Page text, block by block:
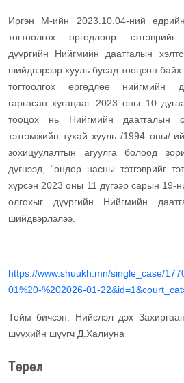
Иргэн М-ийн 2023.10.04-ний
тогтоолгох өргөдлөөр тэтгэврийг
дүүргийн Нийгмийн даатгалын
шийдвэрээр хууль бусад тооцсон байх
тогтоолгох өргөдлөө нийгмийн
гаргасан хугацааг 2023 оны 10
тооцох нь Нийгмийн даатгалын
тэтгэмжийн тухай хууль /1994 оны/-
зохицуулалтын агуулга болоод
дүгнээд, “өндөр насны тэтгэврийг
хүрсэн 2023 оны 11 дүгээр сарын 19-
олгохыг дүүргийн Нийгмийн
шийдвэрлэлээ.
https://www.shuukh.mn/single_case/
01%20-%202026-01-
Тойм бичсэн: Нийслэл дэх
шүүхийн шүүгч Д.Халиуна
Төрөл